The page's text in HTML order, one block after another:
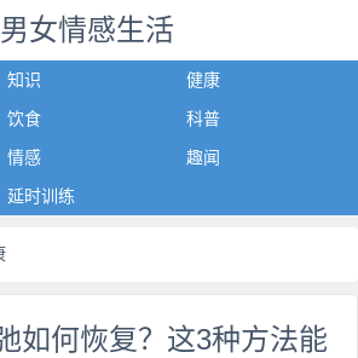
男女情感生活
知识
健康
饮食
科普
情感
趣闻
延时训练
如何恢复？这3种方法能